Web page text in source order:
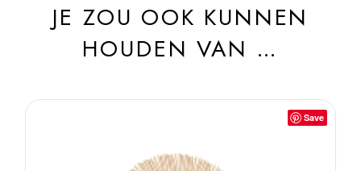
JE ZOU OOK KUNNEN
HOUDEN VAN …
Save